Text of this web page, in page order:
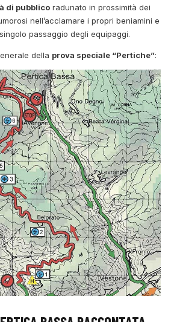
di pubblico radunato in prossimità dei
nell’acclamare i propri beniamini e
passaggio degli equipaggi.
della prova speciale “Pertiche”: